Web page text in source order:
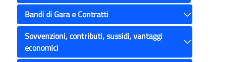
Bandi di Gara e Contratti
Toggle
Sovvenzioni, contributi, sussidi, vantaggi
economici